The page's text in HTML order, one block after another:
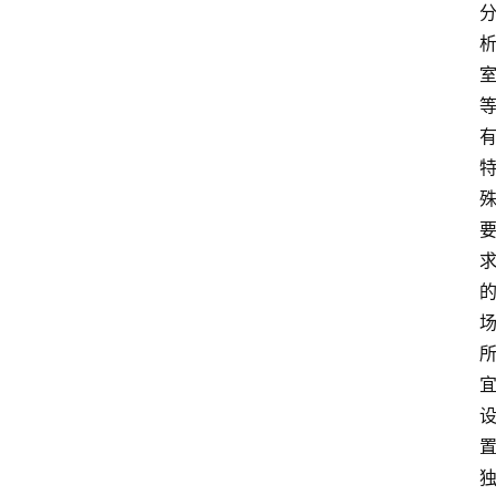
分
析
室
等
有
特
殊
要
求
的
场
所
宜
设
置
独